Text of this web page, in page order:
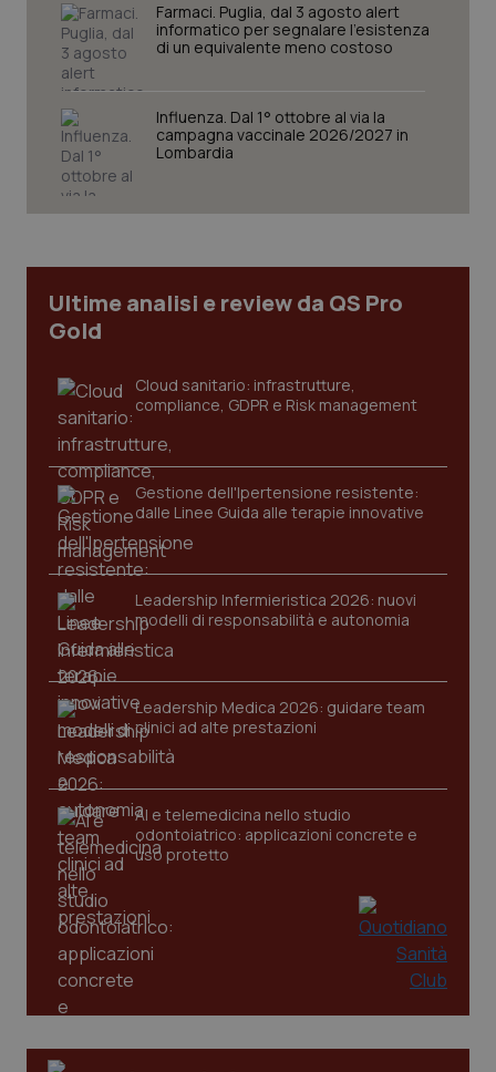
Farmaci. Puglia, dal 3 agosto alert
informatico per segnalare l’esistenza
di un equivalente meno costoso
Influenza. Dal 1° ottobre al via la
campagna vaccinale 2026/2027 in
Lombardia
Ultime analisi e review da QS Pro
Gold
Cloud sanitario: infrastrutture,
compliance, GDPR e Risk management
Gestione dell'Ipertensione resistente:
dalle Linee Guida alle terapie innovative
Leadership Infermieristica 2026: nuovi
modelli di responsabilità e autonomia
Leadership Medica 2026: guidare team
clinici ad alte prestazioni
AI e telemedicina nello studio
odontoiatrico: applicazioni concrete e
uso protetto
protette del sito. Il sito web non è in grado di
funzionare correttamente senza questi cookie.
Nome
VISITOR_PRIVACY_METADATA
YouTube
.youtube.com
CookieScriptConsent
www.quotidianosanita.it
tracking-sites-ironfish-
tracking-enable
www.quotidianosanita.it
tracking-sites-ironfish-
session-id
_ga